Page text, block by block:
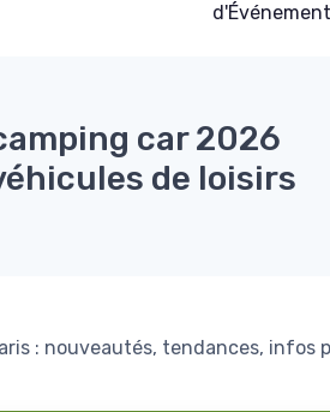
car 2026
de loisirs
: nouveautés, tendances, infos